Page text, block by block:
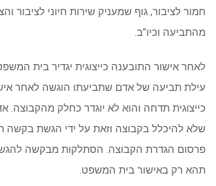
חמור לציבור, גוף שמעניק שירות חיוני לציבור
מהתביעה וכיו”ב.
לאחר אישור התובענה כייצוגית יגדיר בית
עילת תביעה של אדם שתביעתו הוגשה לאחר
כייצוגית תדחה והוא לא יוגדר כחלק מהקבוצה.
פרסום הגדרת הקבוצה. הסתלקות מבקשה
תהא רק באישור בית המשפט.